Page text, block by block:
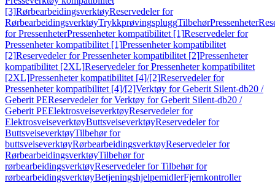
[3]RørbearbeidingsverktøyReservedeler for
RørbearbeidingsverktøyTrykkprøvingspluggTilbehørPressenheter
for PressenheterPressenheter kompatibilitet [1]Reservedeler for
Pressenheter kompatibilitet [1]Pressenheter kompatibilitet
[2]Reservedeler for Pressenheter kompatibilitet [2]Pressenheter
kompatibilitet [2XL]Reservedeler for Pressenheter kompatibilitet
[2XL]Pressenheter kompatibilitet [4]/[2]Reservedeler for
Pressenheter kompatibilitet [4]/[2]Verktøy for Geberit Silent-db20 /
Geberit PEReservedeler for Verktøy for Geberit Silent-db20 /
Geberit PEElektrosveiseverktøyReservedeler for
ElektrosveiseverktøyButtsveiseverktøyReservedeler for
ButtsveiseverktøyTilbehør for
buttsveiseverktøyRørbearbeidingsverktøyReservedeler for
RørbearbeidingsverktøyTilbehør for
rørbearbeidingsverktøyReservedeler for Tilbehør for
rørbearbeidingsverktøyBetjeningshjelpemidlerFjernkontroller